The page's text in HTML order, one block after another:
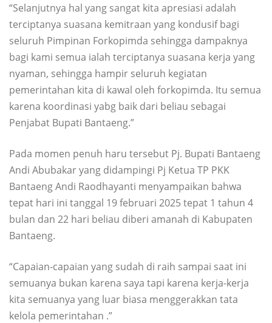
“Selanjutnya hal yang sangat kita apresiasi adalah
terciptanya suasana kemitraan yang kondusif bagi
seluruh Pimpinan Forkopimda sehingga dampaknya
bagi kami semua ialah terciptanya suasana kerja yang
nyaman, sehingga hampir seluruh kegiatan
pemerintahan kita di kawal oleh forkopimda. Itu semua
karena koordinasi yabg baik dari beliau sebagai
Penjabat Bupati Bantaeng.”
Pada momen penuh haru tersebut Pj. Bupati Bantaeng
Andi Abubakar yang didampingi Pj Ketua TP PKK
Bantaeng Andi Raodhayanti menyampaikan bahwa
tepat hari ini tanggal 19 februari 2025 tepat 1 tahun 4
bulan dan 22 hari beliau diberi amanah di Kabupaten
Bantaeng.
“Capaian-capaian yang sudah di raih sampai saat ini
semuanya bukan karena saya tapi karena kerja-kerja
kita semuanya yang luar biasa menggerakkan tata
kelola pemerintahan .”